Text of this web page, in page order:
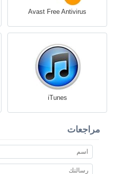
Avast Free Antivirus
iTunes
مراجعات